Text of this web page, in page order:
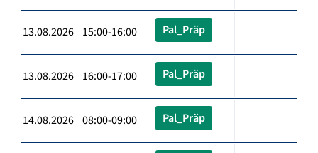
13.08.2026 15:00-16:00 Pal_Präp
13.08.2026 16:00-17:00 Pal_Präp
14.08.2026 08:00-09:00 Pal_Präp